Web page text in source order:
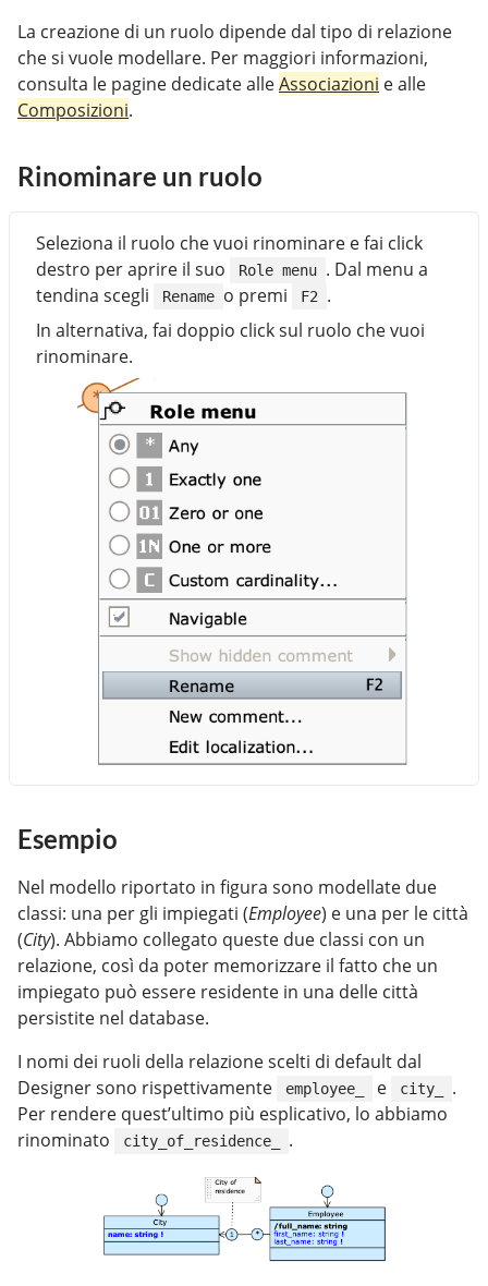
La creazione di un ruolo dipende dal tipo di relazione
che si vuole modellare. Per maggiori informazioni,
consulta le pagine dedicate alleAssociazioni e alle
Composizioni.
Rinominare un ruolo
Seleziona il ruolo che vuoi rinominare e fai click
destro per aprire il suo
Role menu . Dal menu a
tendina scegli
Rename o premi F2
.
In alternativa, fai doppio click sul ruolo che vuoi
rinominare.
Esempio
Nel modello riportato in figura sono modellate due
classi: una per gli impiegati (Employee) e una per le città
(City). Abbiamo collegato queste due classi con un
relazione, così da poter memorizzare il fatto che un
impiegato può essere residente in una delle città
persistite nel database.
I nomi dei ruoli della relazione scelti di default dal
Designer sono rispettivamente
employee_ e city_
.
Per rendere quest’ultimo più esplicativo, lo abbiamo
rinominato
city_of_residence_ .